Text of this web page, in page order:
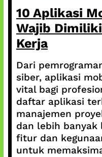
10 Aplikasi
Wajib
Kerja
Dari
siber, aplikasi
vital bagi
daftar aplikasi
manajemen
dan lebih banyak
fitur dan
untuk